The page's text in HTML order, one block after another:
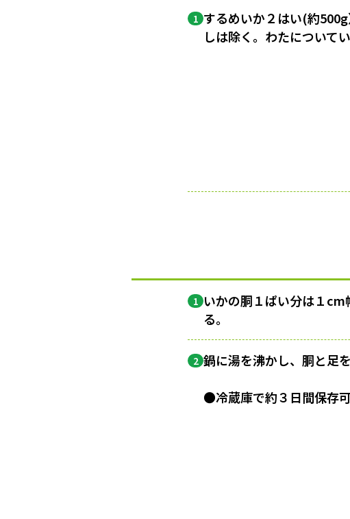
1 するめいか２はい(約
しは除く。わたについて
1 いかの胴１ぱい分は１
る。
2 鍋に湯を沸かし、胴と足
●冷蔵庫で約３日間保存可